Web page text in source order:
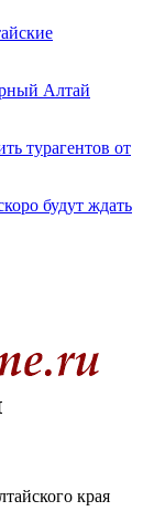
Алтай
турагентов от
будут ждать
края